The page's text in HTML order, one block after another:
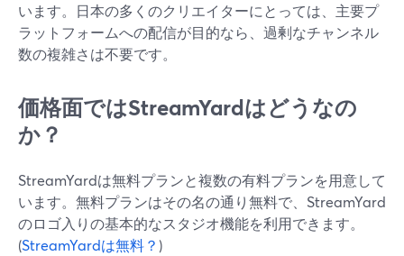
います。日本の多くのクリエイターにとっては、主要プ
ラットフォームへの配信が目的なら、過剰なチャンネル
数の複雑さは不要です。
価格面ではStreamYardはどうなの
か？
StreamYardは無料プランと複数の有料プランを用意して
います。無料プランはその名の通り無料で、StreamYard
のロゴ入りの基本的なスタジオ機能を利用できます。
(StreamYardは無料？ )